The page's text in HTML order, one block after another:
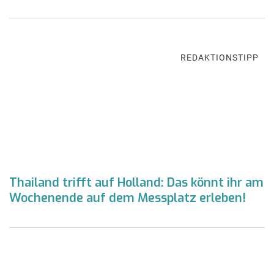
REDAKTIONSTIPP
Thailand trifft auf Holland: Das könnt ihr am
Wochenende auf dem Messplatz erleben!